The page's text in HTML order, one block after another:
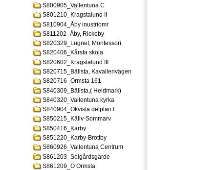
S800905_Vallentuna C
S801210_Kragstalund II
S810904_Åby inustriomr
S811202_Åby, Rickeby
S820329_Lugnet, Montessori
S820406_Kårsta skola
S820602_Kragstalund III
S820715_Bällsta, Kavallerivägen
S820716_Ormsta 161
S840309_Bällsta,( Heidmark)
S840320_Vallentuna kyrka
S840904_Okvista delplan I
S850215_Källv-Sommarv
S850416_Karby
S851220_Karby-Brottby
S860926_Vallentuna Centrum
S861203_Solgårdsgärde
S861209_Ö Ormsta